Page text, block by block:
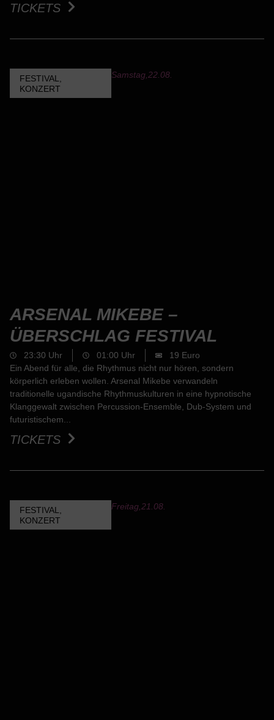
TICKETS
FESTIVAL
KONZERT
Samstag,22.08.
ARSENAL MIKEBE –
ÜBERSCHLAG FESTIVAL
23:30 Uhr 01:00 Uhr
19 Euro
Ein Abend für alle, die Rhythmus nicht nur hören, sondern
körperlich erleben wollen. Arsenal Mikebe verwandeln
traditionelle ugandische Rhythmuskulturen in eine hypnotische
Klanggewalt zwischen Percussion-Ensemble, Dub-System und
futuristischem...
TICKETS
FESTIVAL
KONZERT
Freitag,21.08.